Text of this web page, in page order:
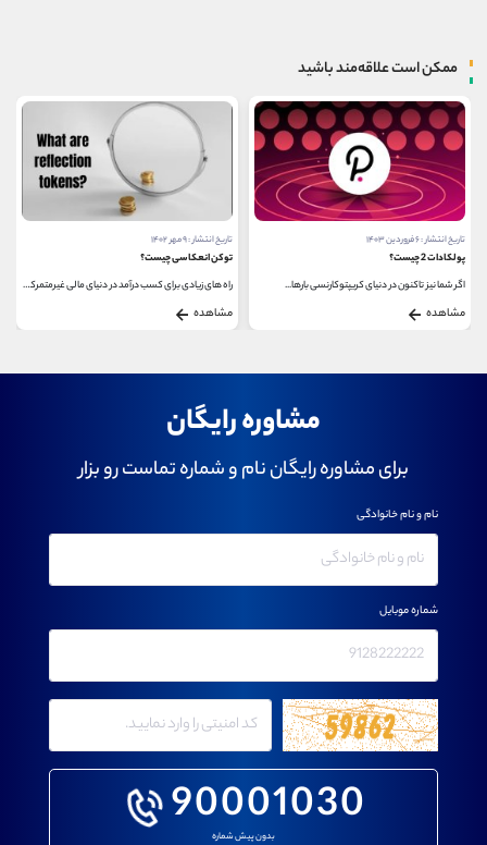
ممکن است علاقه‌مند باشید
تاریخ انتشار : ۹ مهر ۱۴۰۲
توکن انعکاسی چیست؟
مشاهده
تاریخ انتشار : ۶ شهریور ۱۴۰۳
کاربردهای بلاک چین در گیمینگ
شاید یکی از جالب ترین ترکیب های تکنولوژی در جهان...
مشاهده
مشاوره رایگان
برای مشاوره رایگان نام و شماره تماست رو بزار
90001030
بدون پیش شماره
نام و نام خانوادگی
شماره موبایل